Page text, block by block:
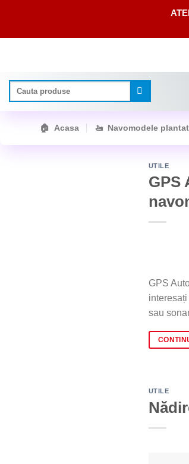
Caută
🏠 Acasa 🚤 Navomodele plantat
UTILE
GPS
GPS
sau
UTILE